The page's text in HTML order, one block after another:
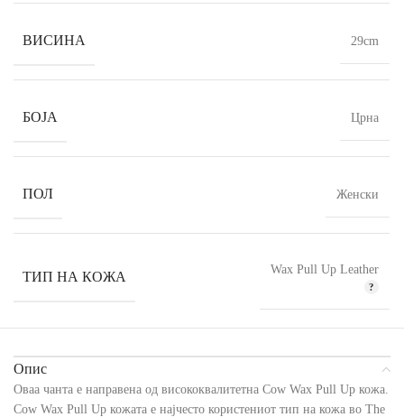
ВИСИНА 29cm
БОЈА Црна
ПОЛ Женски
ТИП НА КОЖА Wax Pull Up Leather
Опис
Оваа чанта е направена од висококвалитетна Cow Wax Pull Up кожа.
Cow Wax Pull Up кожата е најчесто користениот тип на кожа во The